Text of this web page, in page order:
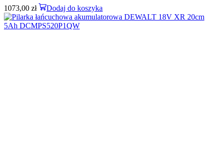
1073,00 zł Dodaj do koszyka